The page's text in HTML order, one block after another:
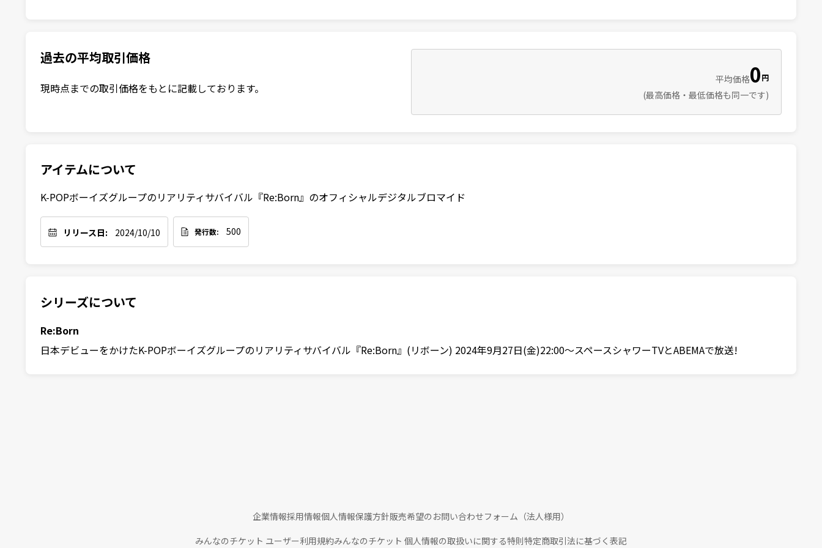
過去の平均取引価格
現時点までの取引価格をもとに記載しております。
平均価格0円
(最高価格・最低価格も同一です)
アイテムについて
K-POPボーイズグループのリアリティサバイバル『Re:Born』のオフィシャルデジタルブロマイド
リリース日: 2024/10/10 発行数: 500
シリーズについて
Re:Born
日本デビューをかけたK-POPボーイズグループのリアリティサバイバル『Re:Born』(リボーン) 2024年9月27日(金)22:00〜スペースシャワーTVとABEMAで放送!
企業情報採用情報個人情報保護方針販売希望のお問い合わせフォーム（法人様用）
みんなのチケット ユーザー利用規約みんなのチケット 個人情報の取扱いに関する特則特定商取引法に基づく表記